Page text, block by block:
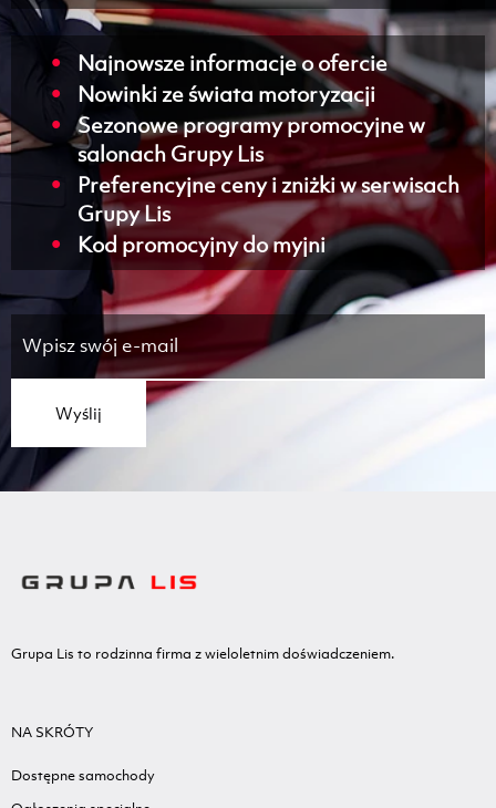
cookie. Dzięki temu możemy zapewnić
wrażenia z przeglądania naszej witryny i jej
Najnowsze informacje o ofercie
Nowinki ze świata motoryzacji
Sezonowe programy promocyjne w
salonach Grupy Lis
Preferencyjne ceny i zniżki w serwisach
Grupy Lis
Kod promocyjny do myjni
Wyślij
Grupa Lis to rodzinna firma z wieloletnim doświadczeniem.
NA SKRÓTY
Dostępne samochody